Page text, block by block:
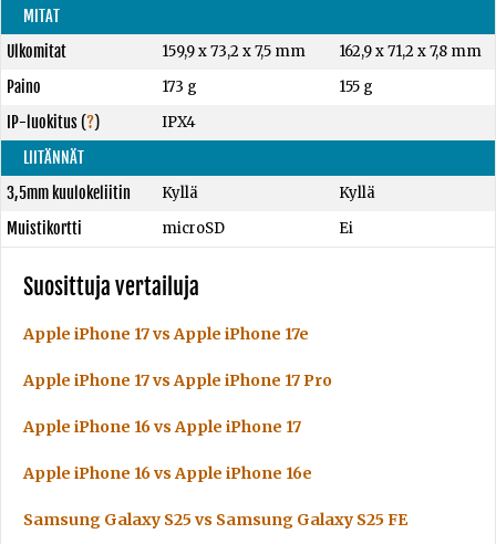
MITAT
Ulkomitat
159,9 x 73,2 x 7,5 mm
162,9 x 71,2 x 7,8 mm
Paino
173 g
155 g
IP-luokitus(?)
IPX4
LIITÄNNÄT
3,5mm kuulokeliitin
Kyllä
Kyllä
Muistikortti
microSD Ei
Suosittuja vertailuja
Apple iPhone 17 vs Apple iPhone 17e
Apple iPhone 17 vs Apple iPhone 17 Pro
Apple iPhone 16 vs Apple iPhone 17
Apple iPhone 16 vs Apple iPhone 16e
Samsung Galaxy S25 vs Samsung Galaxy S25 FE